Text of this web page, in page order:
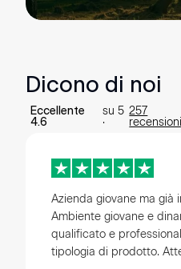
Dicono di noi
Eccellente
4.6
su 5
·
257
recensioni
Azienda giovane ma già
Ambiente giovane e
qualificato e
tipologia di prodotto.